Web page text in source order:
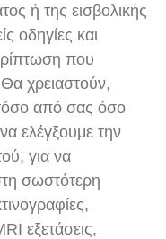
ή της εισβολικής
οδηγίες και
που
χρειαστούν,
από σας όσο
ελέγξουμε την
για να
σωστότερη
εξετάσεις,